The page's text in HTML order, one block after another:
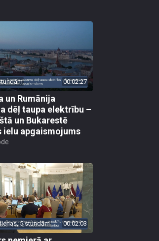
00:02:27
un Rumānija
dēļ taupa elektrību –
un Bukarestē
ielu apgaismojums
5 stundām 00:02:03